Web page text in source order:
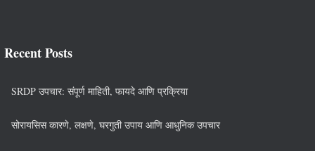
Recent Posts
SRDP उपचार: संपूर्ण माहिती, फायदे आणि प्रक्रिया
सोरायसिस कारणे, लक्षणे, घरगुती उपाय आणि आधुनिक उपचार